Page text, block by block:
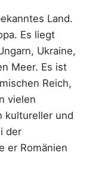
Land.
Es liegt
Ukraine,
Meer. Es ist
Reich,
vielen
kultureller und
der
er Romänien